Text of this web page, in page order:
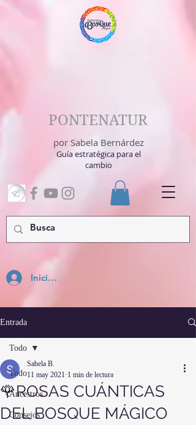
Inicia Sesión
PONTENATUR
por Sabela Bernárdez
Guía estratégica para el
cambio
Entrada
Todo
Ancestros
Consejos
Todo
🌹ROSAS CUÁNTICAS
DEL BOSQUE MÁGICO
Sabela B.
11 may 2021 1 min de lectura